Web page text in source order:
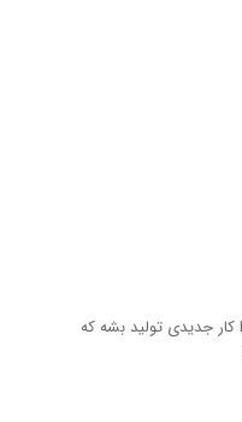
کار جدیدی تولید بشه که